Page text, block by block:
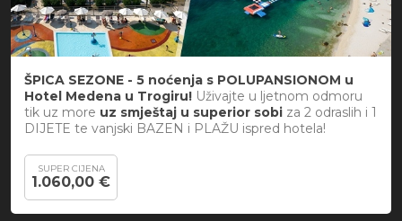
ŠPICA SEZONE - 5 noćenja s POLUPANSIONOM u
Hotel Medena u Trogiru! Uživajte u ljetnom odmoru
tik uz more uz smještaj u superior sobi za 2 odraslih i 1
DIJETE te vanjski BAZEN i PLAŽU ispred hotela!
SUPER CIJENA
1.060,00 €